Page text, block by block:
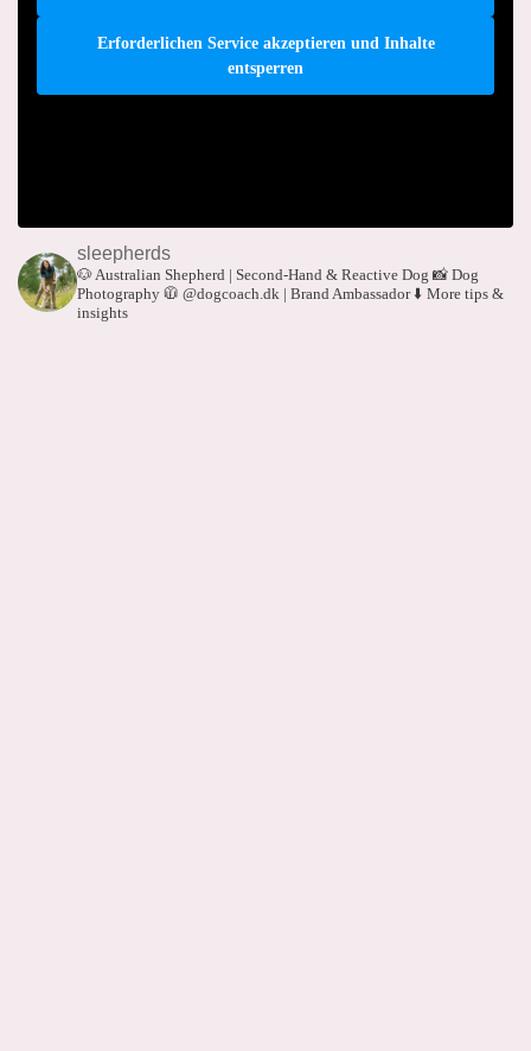
Erforderlichen Service akzeptieren und Inhalte
entsperren
sleepherds
🐶 Australian Shepherd | Second-Hand & Reactive Dog 📸 Dog
Photography 🧥 @dogcoach.dk | Brand Ambassador⬇️ More tips &
insights